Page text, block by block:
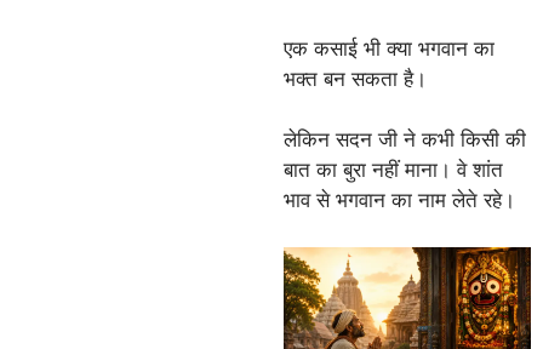
एक कसाई भी क्या भगवान का
भक्त बन सकता है।
लेकिन सदन जी ने कभी किसी की
बात का बुरा नहीं माना। वे शांत
भाव से भगवान का नाम लेते रहे।